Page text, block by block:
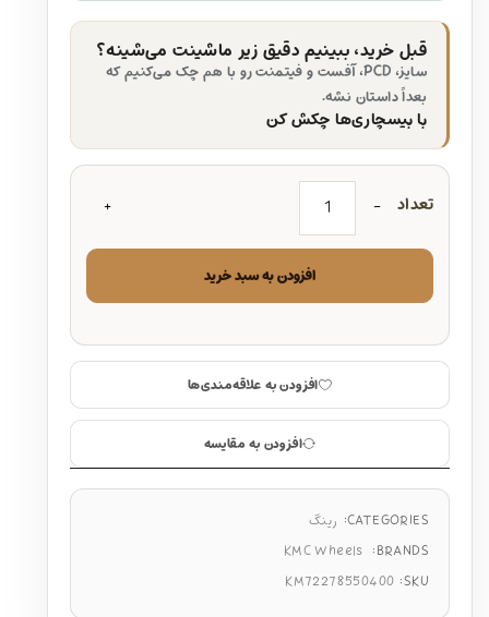
قبل خرید، ببینیم دقیق زیر ماشینت می‌شینه؟
سایز، PCD، آفست و فیتمنت رو با هم چک می‌کنیم که
بعداً داستان نشه.
با بیسچاری‌ها چکش کن
تعداد
افزودن به سبد خرید
افزودن به علاقه‌مندی‌ها
افزودن به مقایسه
CATEGORIES: رینگ
BRANDS:
KMC Wheels
SKU:
KM72278550400